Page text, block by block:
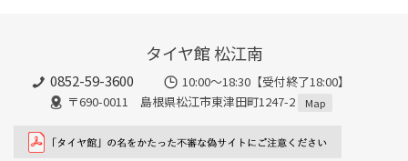
タイヤ館 松江南
0852-59-3600
10:00～18:30【受付終了18:00】
〒690-0011 島根県松江市東津田町1247-2
Map